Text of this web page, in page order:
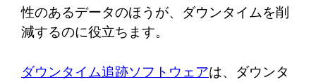
性のあるデータのほうが、ダウンタイムを削
減するのに役立ちます。
ダウンタイム追跡ソフトウェアは、ダウンタ